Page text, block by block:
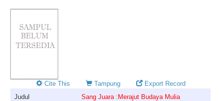
Cite This Tampung
Export Record
Judul
Sang Juara :Merajut Budaya Mulia